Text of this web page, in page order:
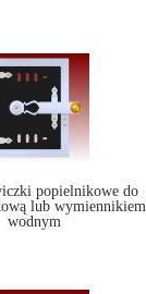
popielnikowe do
lub wymiennikiem
wodnym